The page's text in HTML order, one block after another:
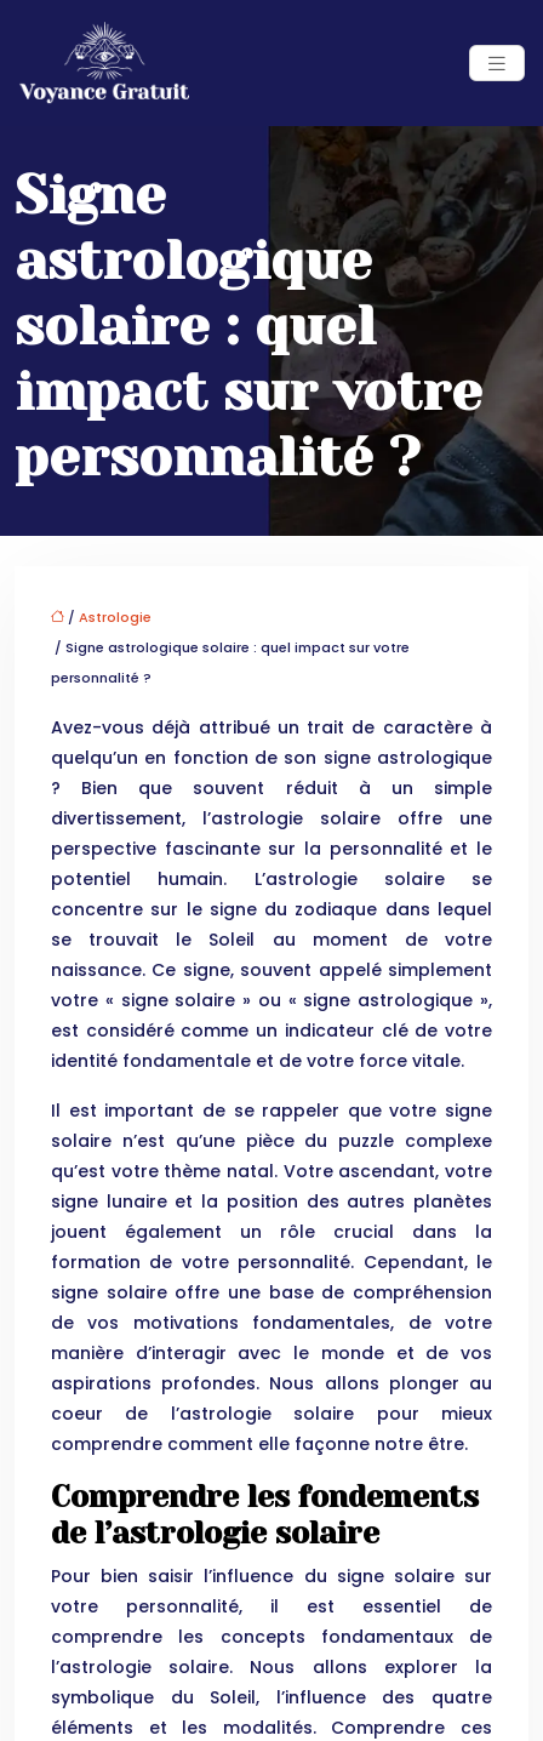
Signe
astrologique
solaire : quel
impact sur votre
personnalité ?
/ Astrologie
/ Signe astrologique solaire : quel impact sur votre
personnalité ?
Avez-vous déjà attribué un trait de caractère à
quelqu’un en fonction de son signe astrologique
? Bien que souvent réduit à un simple
divertissement, l’astrologie solaire offre une
perspective fascinante sur la personnalité et le
potentiel humain. L’astrologie solaire se
concentre sur le signe du zodiaque dans lequel
se trouvait le Soleil au moment de votre
naissance. Ce signe, souvent appelé simplement
votre « signe solaire » ou « signe astrologique »,
est considéré comme un indicateur clé de votre
identité fondamentale et de votre force vitale.
Il est important de se rappeler que votre signe
solaire n’est qu’une pièce du puzzle complexe
qu’est votre thème natal. Votre ascendant, votre
signe lunaire et la position des autres planètes
jouent également un rôle crucial dans la
formation de votre personnalité. Cependant, le
signe solaire offre une base de compréhension
de vos motivations fondamentales, de votre
manière d’interagir avec le monde et de vos
aspirations profondes. Nous allons plonger au
coeur de l’astrologie solaire pour mieux
comprendre comment elle façonne notre être.
Comprendre les fondements
de l’astrologie solaire
Pour bien saisir l’influence du signe solaire sur
votre personnalité, il est essentiel de
comprendre les concepts fondamentaux de
l’astrologie solaire. Nous allons explorer la
symbolique du Soleil, l’influence des quatre
éléments et les modalités. Comprendre ces